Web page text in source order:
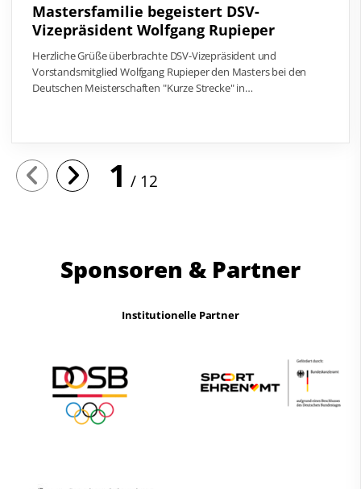
Mastersfamilie begeistert DSV-
Vizepräsident Wolfgang Rupieper
Herzliche Grüße überbrachte DSV-Vizepräsident und
Vorstandsmitglied Wolfgang Rupieper den Masters bei den
Deutschen Meisterschaften "Kurze Strecke" in…
1 12
Sponsoren & Partner
Institutionelle Partner